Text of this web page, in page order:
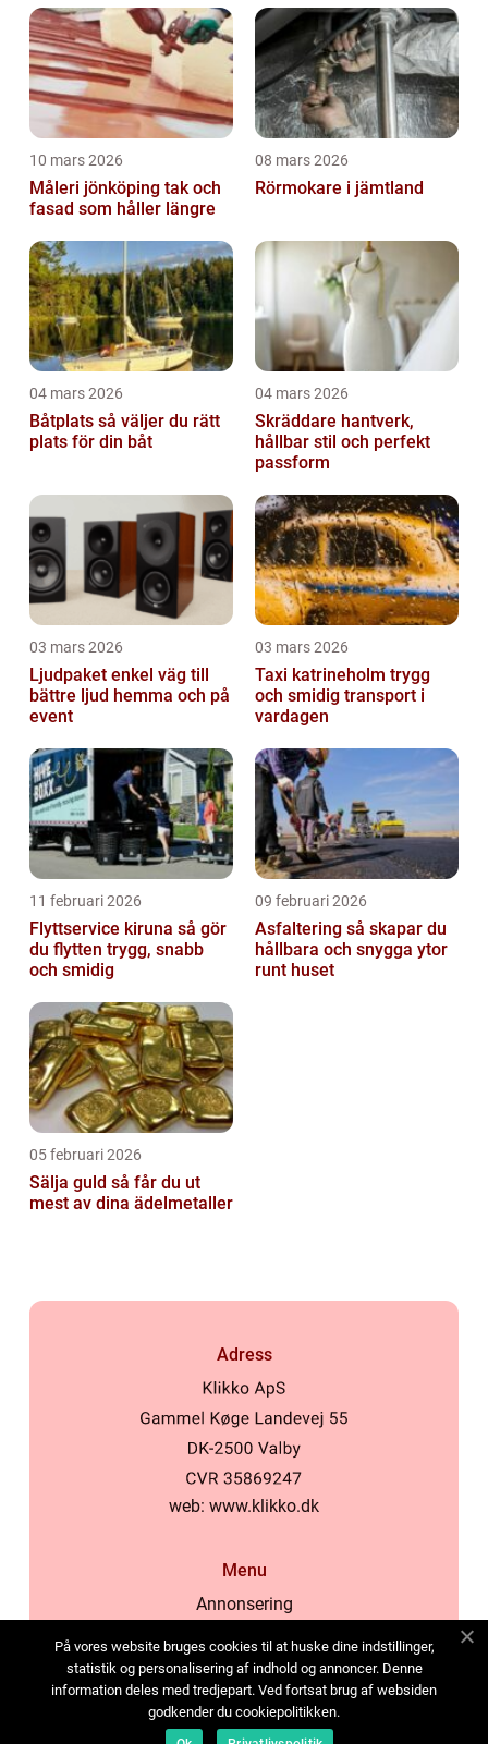
10 mars 2026
Måleri jönköping tak och
fasad som håller längre
08 mars 2026
Rörmokare i jämtland
04 mars 2026
Båtplats så väljer du rätt
plats för din båt
04 mars 2026
Skräddare hantverk,
hållbar stil och perfekt
passform
03 mars 2026
Ljudpaket enkel väg till
bättre ljud hemma och på
event
03 mars 2026
Taxi katrineholm trygg
och smidig transport i
vardagen
11 februari 2026
Flyttservice kiruna så gör
du flytten trygg, snabb
och smidig
09 februari 2026
Asfaltering så skapar du
hållbara och snygga ytor
runt huset
05 februari 2026
Sälja guld så får du ut
mest av dina ädelmetaller
Adress
web: www.klikko.dk
Menu
Annonsering
Cookies
Kontakta oss
Sitemap
På vores website bruges cookies til at huske dine indstillinger,
statistik og personalisering af indhold og annoncer. Denne
information deles med tredjepart. Ved fortsat brug af websiden
godkender du cookiepolitikken.